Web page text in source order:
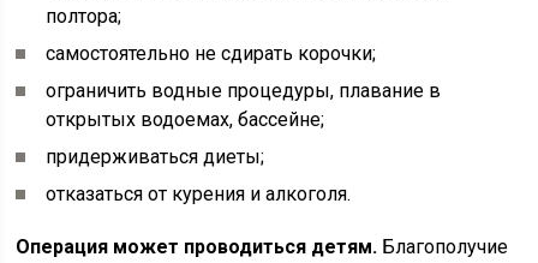
полтора;
самостоятельно не сдирать корочки;
ограничить водные процедуры, плавание в
открытых водоемах, бассейне;
придерживаться диеты;
отказаться от курения и алкоголя.
Операция может проводиться детям. Благополучие